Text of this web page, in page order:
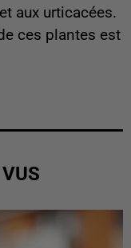
aux urticacées.
ces plantes est